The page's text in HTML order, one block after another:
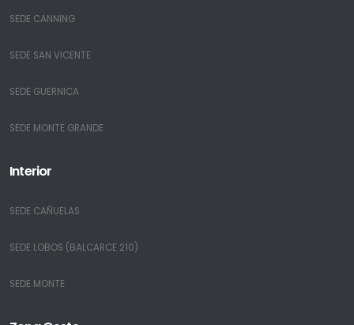
SEDE CANNING
SEDE SAN VICENTE
SEDE GUERNICA
SEDE MONTE GRANDE
Interior
SEDE CAÑUELAS
SEDE LOBOS (BALCARCE 210)
SEDE MONTE